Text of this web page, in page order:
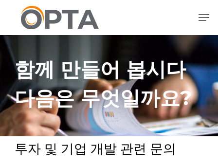
로
메뉴
함께 만들어 봅시다
다음은 무엇일까요?
투자 및 기업 개발 관련 문의